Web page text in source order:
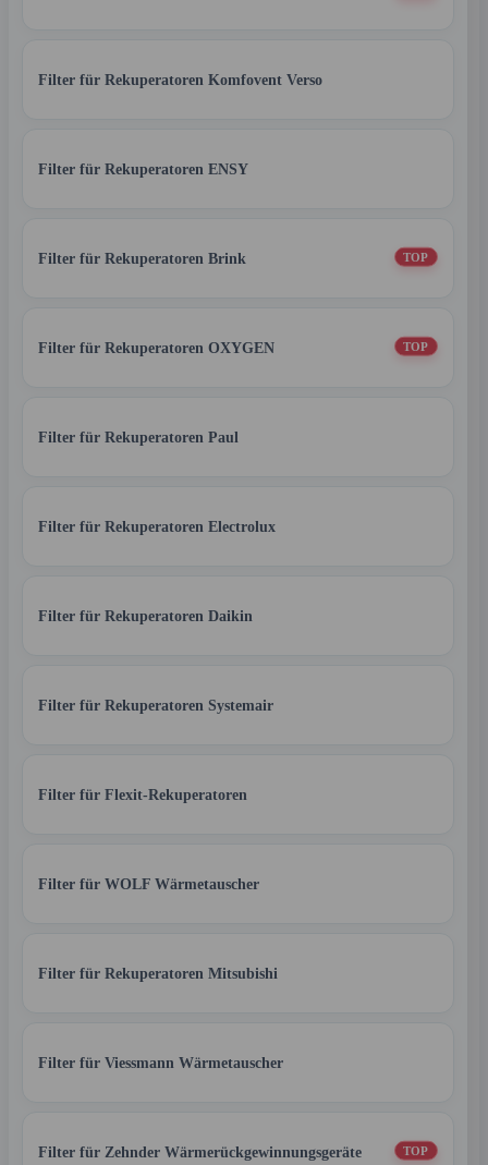
Filter für Rekuperatoren Komfovent Verso
Filter für Rekuperatoren ENSY
Filter für Rekuperatoren Brink TOP
Filter für Rekuperatoren OXYGEN TOP
Filter für Rekuperatoren Paul
Filter für Rekuperatoren Electrolux
Filter für Rekuperatoren Daikin
Filter für Rekuperatoren Systemair
Filter für Flexit-Rekuperatoren
Filter für WOLF Wärmetauscher
Filter für Rekuperatoren Mitsubishi
Filter für Viessmann Wärmetauscher
Filter für Zehnder Wärmerückgewinnungsgeräte TOP